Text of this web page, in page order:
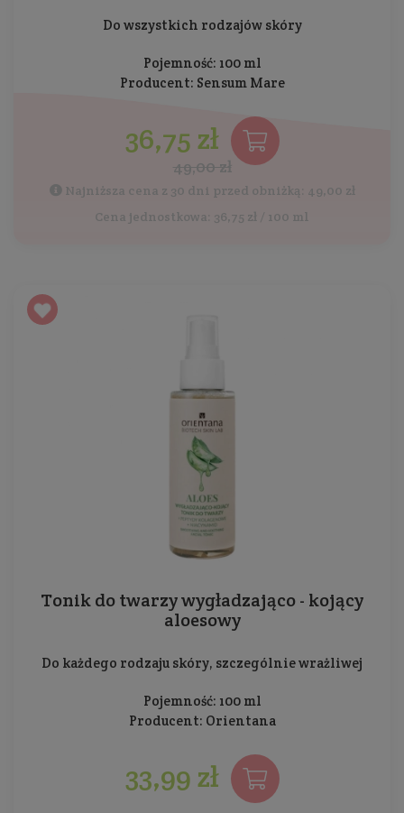
Do wszystkich rodzajów skóry
Pojemność: 100 ml
Producent: Sensum Mare
36,75 zł
49,00 zł
Najniższa cena z 30 dni przed obniżką: 49,00 zł
Cena jednostkowa: 36,75 zł / 100 ml
Tonik do twarzy wygładzająco - kojący
aloesowy
Do każdego rodzaju skóry, szczególnie wrażliwej
Pojemność: 100 ml
Producent: Orientana
33,99 zł